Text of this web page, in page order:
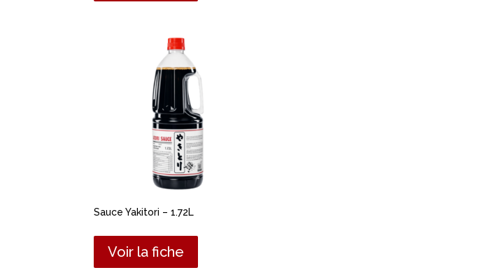
Sauce Yakitori – 1.72L
Voir la fiche